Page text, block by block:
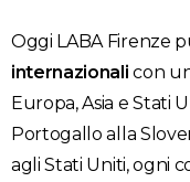
Oggi LABA Firenze
internazionali con
Europa, Asia e Stati
Portogallo alla
agli Stati Uniti, ogni